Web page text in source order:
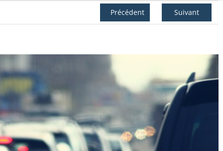
Précédent Suivant